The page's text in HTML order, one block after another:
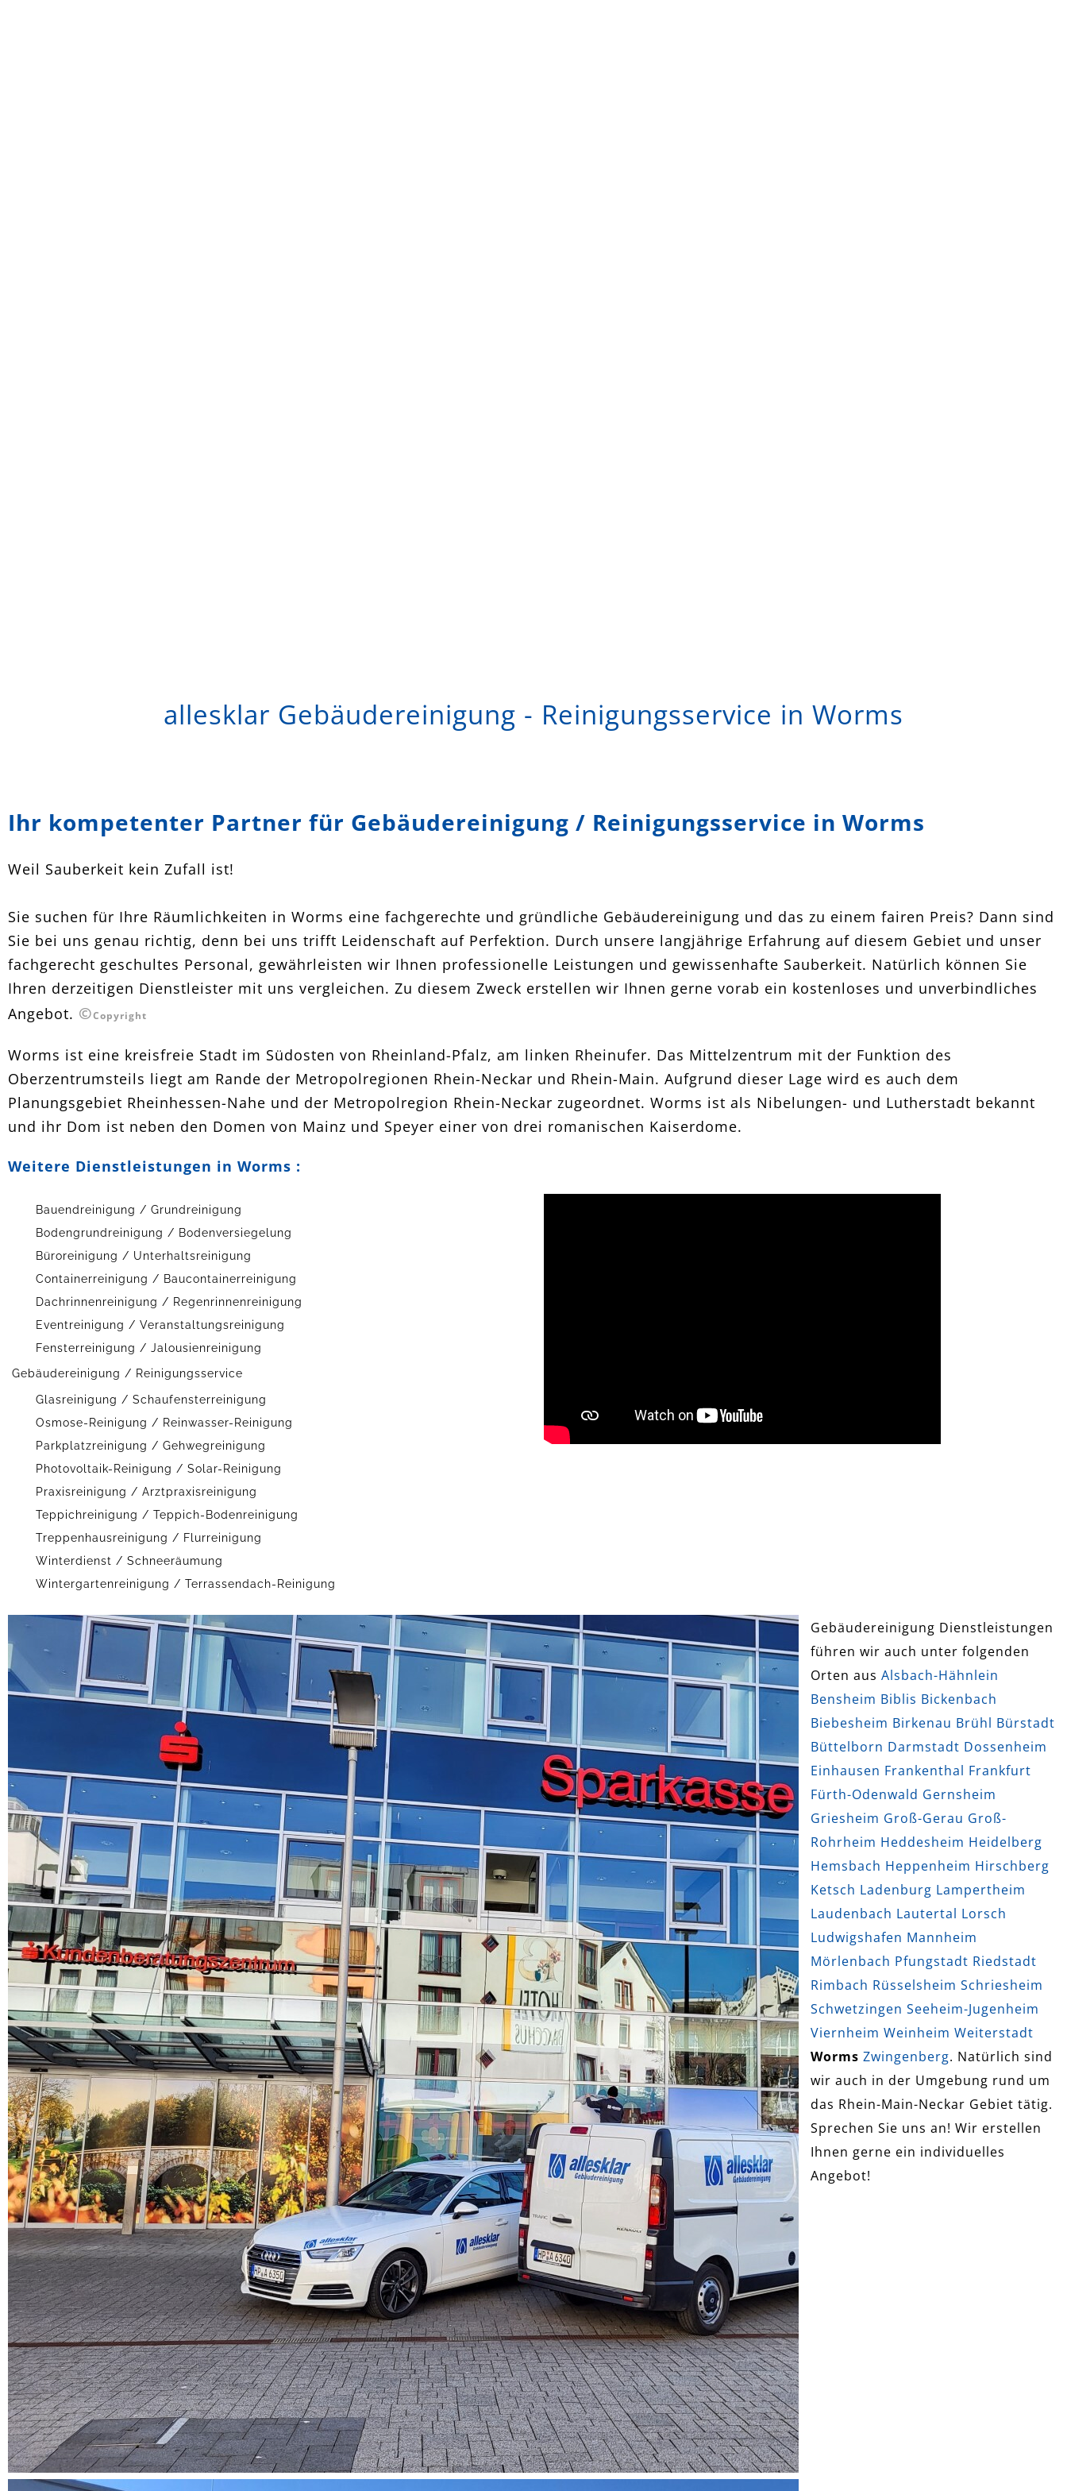
allesklar Gebäudereinigung - Reinigungsservice in Worms
Ihr kompetenter Partner für Gebäudereinigung / Reinigungsservice in Worms
Weil Sauberkeit kein Zufall ist!
Sie suchen für Ihre Räumlichkeiten in Worms eine fachgerechte und gründliche Gebäudereinigung und das zu einem fairen Preis? Dann sind
Sie bei uns genau richtig, denn bei uns trifft Leidenschaft auf Perfektion. Durch unsere langjährige Erfahrung auf diesem Gebiet und unser
fachgerecht geschultes Personal, gewährleisten wir Ihnen professionelle Leistungen und gewissenhafte Sauberkeit. Natürlich können Sie
Ihren derzeitigen Dienstleister mit uns vergleichen. Zu diesem Zweck erstellen wir Ihnen gerne vorab ein kostenloses und unverbindliches
Angebot. ©Copyright
Worms ist eine kreisfreie Stadt im Südosten von Rheinland-Pfalz, am linken Rheinufer. Das Mittelzentrum mit der Funktion des
Oberzentrumsteils liegt am Rande der Metropolregionen Rhein-Neckar und Rhein-Main. Aufgrund dieser Lage wird es auch dem
Planungsgebiet Rheinhessen-Nahe und der Metropolregion Rhein-Neckar zugeordnet. Worms ist als Nibelungen- und Lutherstadt bekannt
und ihr Dom ist neben den Domen von Mainz und Speyer einer von drei romanischen Kaiserdome.
Weitere Dienstleistungen in Worms :
Bauendreinigung / Grundreinigung
Bodengrundreinigung / Bodenversiegelung
Büroreinigung / Unterhaltsreinigung
Containerreinigung / Baucontainerreinigung
Dachrinnenreinigung / Regenrinnenreinigung
Eventreinigung / Veranstaltungsreinigung
Fensterreinigung / Jalousienreinigung
Gebäudereinigung / Reinigungsservice
Glasreinigung / Schaufensterreinigung
Osmose-Reinigung / Reinwasser-Reinigung
Parkplatzreinigung / Gehwegreinigung
Photovoltaik-Reinigung / Solar-Reinigung
Praxisreinigung / Arztpraxisreinigung
Teppichreinigung / Teppich-Bodenreinigung
Treppenhausreinigung / Flurreinigung
Winterdienst / Schneeräumung
Wintergartenreinigung / Terrassendach-Reinigung
Gebäudereinigung Dienstleistungen
führen wir auch unter folgenden
Orten aus Alsbach-Hähnlein
Bensheim Biblis Bickenbach
Biebesheim Birkenau Brühl Bürstadt
Büttelborn Darmstadt Dossenheim
Einhausen Frankenthal Frankfurt
Fürth-Odenwald Gernsheim
Griesheim Groß-Gerau Groß-
Rohrheim Heddesheim Heidelberg
Hemsbach Heppenheim Hirschberg
Ketsch Ladenburg Lampertheim
Laudenbach Lautertal Lorsch
Ludwigshafen Mannheim
Mörlenbach Pfungstadt Riedstadt
Rimbach Rüsselsheim Schriesheim
Schwetzingen Seeheim-Jugenheim
Viernheim Weinheim Weiterstadt
Worms Zwingenberg. Natürlich sind
wir auch in der Umgebung rund um
das Rhein-Main-Neckar Gebiet tätig.
Sprechen Sie uns an! Wir erstellen
Ihnen gerne ein individuelles
Angebot!